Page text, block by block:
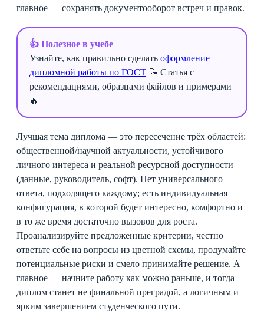
главное — сохранять документооборот встреч и правок.
👍 Полезное в учебе
Узнайте, как правильно сделать оформление
дипломной работы по ГОСТ 📝 Статья с
рекомендациями, образцами файлов и примерами
🔥
Лучшая тема диплома — это пересечение трёх областей:
общественной/научной актуальности, устойчивого
личного интереса и реальной ресурсной доступности
(данные, руководитель, софт). Нет универсального
ответа, подходящего каждому; есть индивидуальная
конфигурация, в которой будет интересно, комфортно и
в то же время достаточно вызовов для роста.
Проанализируйте предложенные критерии, честно
ответьте себе на вопросы из цветной схемы, продумайте
потенциальные риски и смело принимайте решение. А
главное — начните работу как можно раньше, и тогда
диплом станет не финальной преградой, а логичным и
ярким завершением студенческого пути.